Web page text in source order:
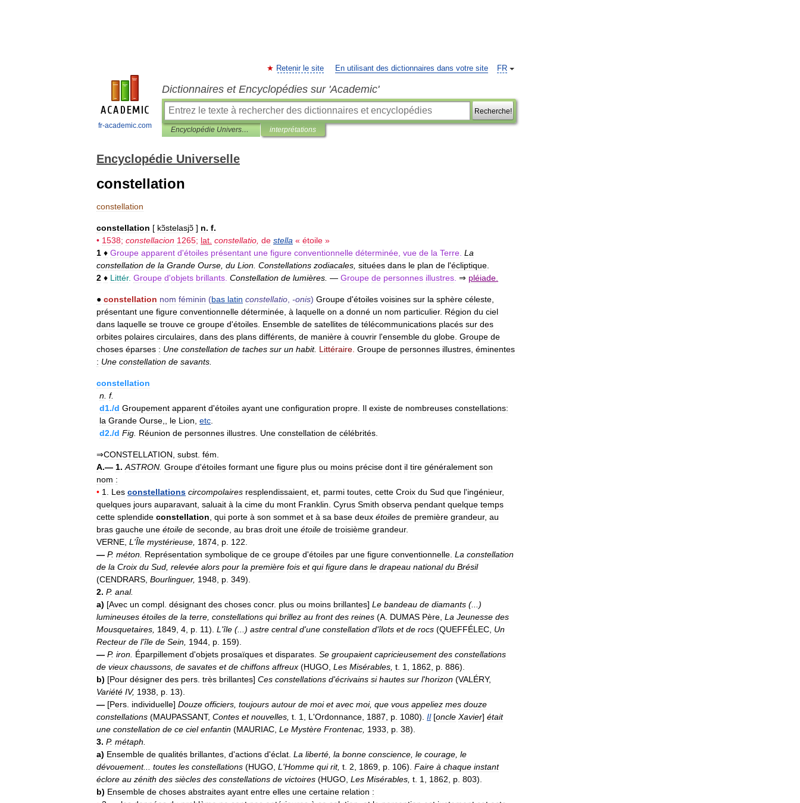
fr-academic.com
FR
Retenir le site En utilisant des dictionnaires dans votre site
Dictionnaires et Encyclopédies sur 'Academic'
Recherche!
Encyclopédie Universelle interprétations
Encyclopédie Universelle
constellation
constellation
constellation [ kɔ̃stelasjɔ̃ ] n. f.
• 1538; constellacion 1265; lat constellatio de stella « étoile »
1 ♦ Groupe apparent d'étoiles présentant une figure conventionnelle déterminée vue de la Terre La
constellation de la Grande Ourse du Lion Constellations zodiacales situées dans le plan de l'écliptique
2 ♦ Littér. Groupe d'objets brillants Constellation de lumières — Groupe de personnes illustres ⇒ pléiade
● constellation nom féminin (bas latin constellatio -onis) Groupe d'étoiles voisines sur la sphère céleste
présentant une figure conventionnelle déterminée à laquelle on a donné un nom particulier. Région du ciel
dans laquelle se trouve ce groupe d'étoiles Ensemble de satellites de télécommunications placés sur des
orbites polaires circulaires dans des plans différents de manière à couvrir l'ensemble du globe Groupe de
choses éparses : Une constellation de taches sur un habit. Littéraire Groupe de personnes illustres éminentes
: Une constellation de savants
constellation
n f.
d1./d Groupement apparent d'étoiles ayant une configuration propre Il existe de nombreuses constellations:
la Grande Ourse le Lion etc
d2./d Fig Réunion de personnes illustres Une constellation de célébrités
⇒CONSTELLATION subst fém
A.— 1. ASTRON Groupe d'étoiles formant une figure plus ou moins précise dont il tire généralement son
nom :
• 1 Les constellations circompolaires resplendissaient et parmi toutes cette Croix du Sud que l'ingénieur,
quelques jours auparavant saluait à la cime du mont Franklin Cyrus Smith observa pendant quelque temps
cette splendide constellation qui porte à son sommet et à sa base deux étoiles de première grandeur, au
bras gauche une étoile de seconde au bras droit une étoile de troisième grandeur.
VERNE L 'Île mystérieuse 1874 p 122
— P. méton Représentation symbolique de ce groupe d'étoiles par une figure conventionnelle La constellation
de la Croix du Sud relevée alors pour la première fois et qui figure dans le drapeau national du Brésil
(CENDRARS Bourlinguer, 1948 p 349).
2. P. anal.
a) [Avec un compl désignant des choses concr. plus ou moins brillantes] Le bandeau de diamants (...)
lumineuses étoiles de la terre constellations qui brillez au front des reines (A DUMAS Père La Jeunesse des
Mousquetaires 1849 4 p 11). L 'île (...) astre central d'une constellation d'îlots et de rocs (QUEFFÉLEC Un
Recteur de l'île de Sein 1944 p 159).
— P. iron Éparpillement d'objets prosaïques et disparates Se groupaient capricieusement des constellations
de vieux chaussons de savates et de chiffons affreux (HUGO Les Misérables t 1 1862 p 886).
b) [Pour désigner des pers très brillantes] Ces constellations d'écrivains si hautes sur l'horizon (VALÉRY,
Variété IV, 1938 p 13).
— [Pers individuelle] Douze officiers toujours autour de moi et avec moi, que vous appeliez mes douze
constellations (MAUPASSANT, Contes et nouvelles t 1 L 'Ordonnance 1887 p 1080). Il[oncle Xavier] était
une constellation de ce ciel enfantin (MAURIAC Le Mystère Frontenac 1933 p 38).
3. P. métaph
a) Ensemble de qualités brillantes d'actions d'éclat La liberté la bonne conscience le courage le
dévouement... toutes les constellations (HUGO L 'Homme qui rit, t 2 1869 p 106). Faire à chaque instant
éclore au zénith des siècles des constellations de victoires (HUGO Les Misérables t 1 1862 p 803).
b) Ensemble de choses abstraites ayant entre elles une certaine relation :